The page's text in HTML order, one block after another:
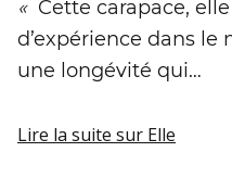
« Cette carapace,
d’expérience dans
une longévité qui…
Lire la suite sur Elle